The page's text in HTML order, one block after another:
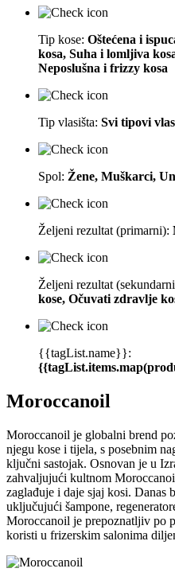
Tip kose: Oštećena i
kosa, Suha i lomljiva
Neposlušna i frizzy kosa
Tip vlasišta: Svi tipovi
Spol: Žene, Muškarci,
Željeni rezultat (primarni):
Željeni rezultat
kose, Očuvati zdravlje
{{tagList.name}}:
Moroccanoil
Moroccanoil je globalni brend
njegu kose i tijela, s posebnim
ključni sastojak. Osnovan je u
zahvaljujući kultnom
zaglađuje i daje sjaj kosi. Danas
uključujući šampone,
Moroccanoil je prepoznatljiv po
koristi u frizerskim salonima